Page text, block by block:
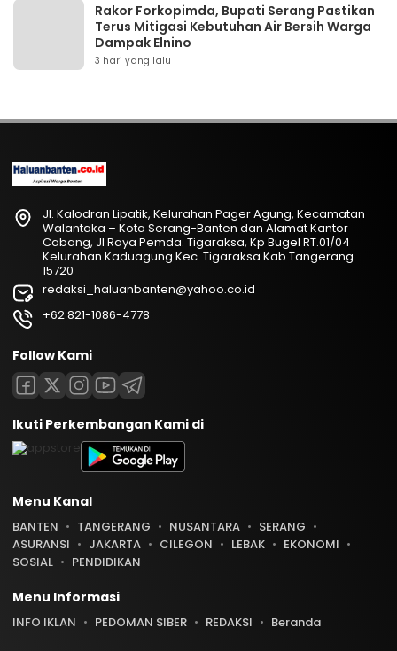
Rakor Forkopimda, Bupati Serang Pastikan
Terus Mitigasi Kebutuhan Air Bersih Warga
Dampak Elnino
3 hari yang lalu
Jl. Kalodran Lipatik, Kelurahan Pager Agung, Kecamatan
Walantaka – Kota Serang-Banten dan Alamat Kantor
Cabang, Jl Raya Pemda. Tigaraksa, Kp Bugel RT.01/04
Kelurahan Kaduagung Kec. Tigaraksa Kab.Tangerang
15720
redaksi_haluanbanten@yahoo.co.id
+62 821-1086-4778
Follow Kami
Ikuti Perkembangan Kami di
Menu Kanal
BANTEN TANGERANG NUSANTARA
SERANG
ASURANSI
JAKARTA CILEGON LEBAK
EKONOMI
SOSIAL
PENDIDIKAN
Menu Informasi
INFO IKLAN PEDOMAN SIBER REDAKSI
Beranda